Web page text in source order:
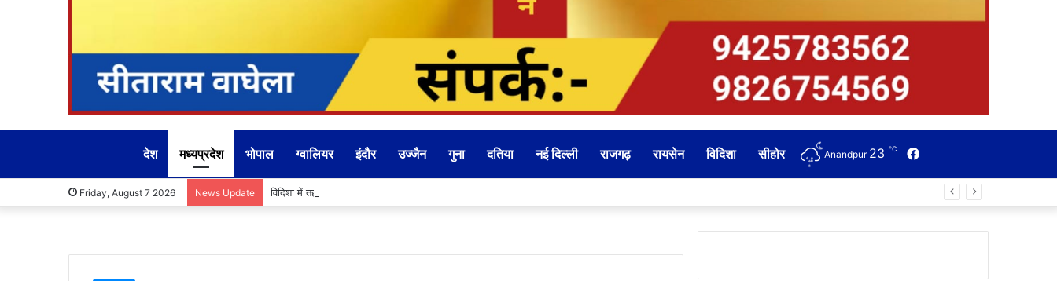
देश मध्यप्रदेश भोपाल ग्वालियर इंदौर उज्जैन गुना दतिया नई दिल्ली राजगढ़ रायसेन विदिशा सीहोर Facebook
Anandpur 23 ℃
Friday, August 7 2026 News Update विदिशा में तहसीलदार-नायब तहसीलदारों के प्रभार बदले, कलेक्टर ने जारी किए नए पदस्थापना आदेश